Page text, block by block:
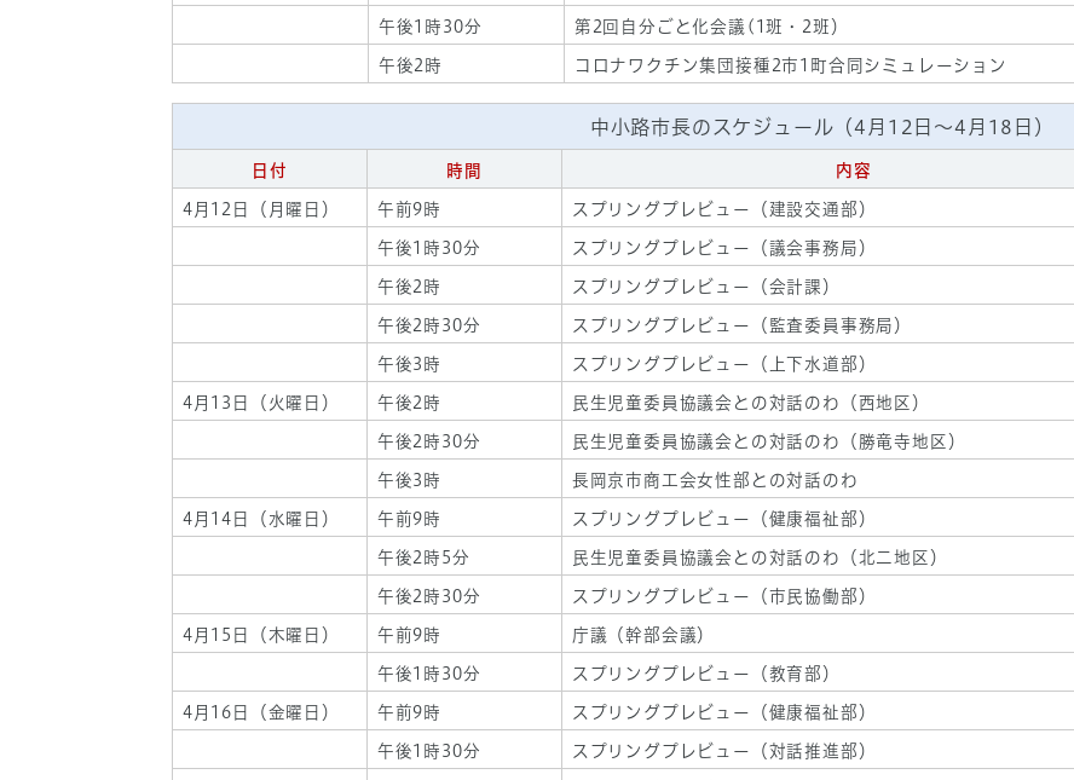
午後1時30分 第2回自分ごと化会議(1班・2班）
午後2時 コロナワクチン集団接種2市1町合同シミュレーション
中小路市長のスケジュール（4月12日～4月18日）
日付 時間 内容
4月12日（月曜日） 午前9時 スプリングプレビュー（建設交通部）
午後1時30分 スプリングプレビュー（議会事務局）
午後2時 スプリングプレビュー（会計課）
午後2時30分 スプリングプレビュー（監査委員事務局）
午後3時 スプリングプレビュー（上下水道部）
4月13日（火曜日） 午後2時 民生児童委員協議会との対話のわ（西地区）
午後2時30分 民生児童委員協議会との対話のわ（勝竜寺地区）
午後3時 長岡京市商工会女性部との対話のわ
4月14日（水曜日） 午前9時 スプリングプレビュー（健康福祉部）
午後2時5分 民生児童委員協議会との対話のわ（北二地区）
午後2時30分 スプリングプレビュー（市民協働部）
4月15日（木曜日） 午前9時 庁議（幹部会議）
午後1時30分 スプリングプレビュー（教育部）
4月16日（金曜日） 午前9時 スプリングプレビュー（健康福祉部）
午後1時30分 スプリングプレビュー（対話推進部）